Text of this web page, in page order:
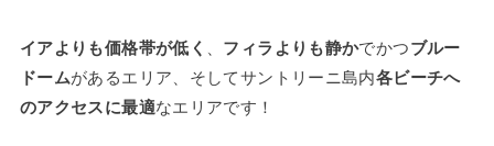
イアよりも価格帯が低く フィラよりも静かでかつブルー
ドームがあるエリア、そしてサントリーニ島内各ビーチへ
のアクセスに最適なエリアです！